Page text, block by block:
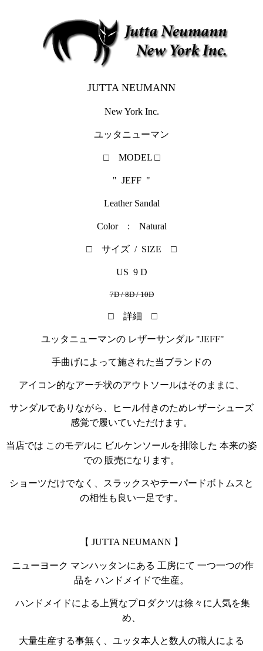
JUTTA NEUMANN
New York Inc.
ユッタニューマン
□ MODEL □
" JEFF "
Leather Sandal
Color : Natural
□ サイズ / SIZE □
US 9 D
7D / 8D / 10D
□ 詳細 □
ユッタニューマンの レザーサンダル "JEFF"
手曲げによって施された当ブランドの
アイコン的なアーチ状のアウトソールはそのままに、
サンダルでありながら、ヒール付きのためレザーシューズ
感覚で履いていただけます。
当店では このモデルに ビルケンソールを排除した 本来の姿
での 販売になります。
ショーツだけでなく、スラックスやテーパードボトムスと
の相性も良い一足です。
【 JUTTA NEUMANN 】
ニューヨーク マンハッタンにある 工房にて 一つ一つの作
品を ハンドメイドで生産。
ハンドメイドによる上質なプロダクツは徐々に人気を集
め、
大量生産する事無く、ユッタ本人と数人の職人による